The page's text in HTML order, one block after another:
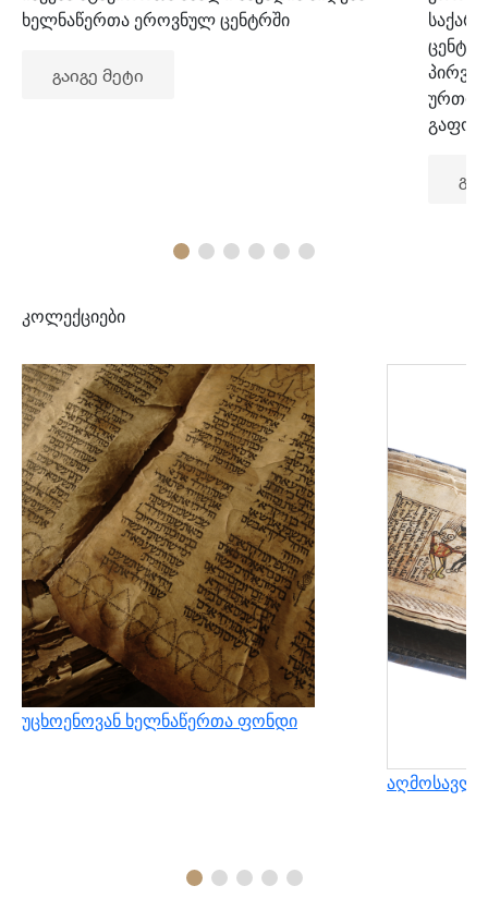
ხელნაწერთა ეროვნულ ცენტრში
გაიგე მეტი
კოლექციები
უცხოენოვან ხელნაწერთა ფონდი